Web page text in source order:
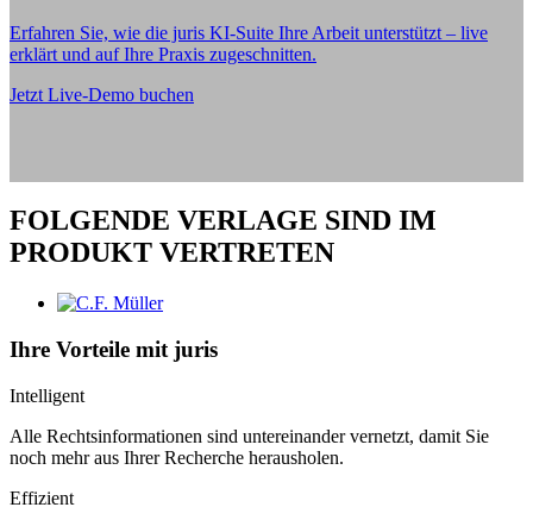
Erfahren Sie, wie die juris KI-Suite Ihre Arbeit unterstützt – live
erklärt und auf Ihre Praxis zugeschnitten.
Jetzt Live-Demo buchen
FOLGENDE VERLAGE SIND IM
PRODUKT VERTRETEN
Ihre Vorteile mit juris
Intelligent
Alle Rechtsinformationen sind untereinander vernetzt, damit Sie
noch mehr aus Ihrer Recherche herausholen.
Effizient